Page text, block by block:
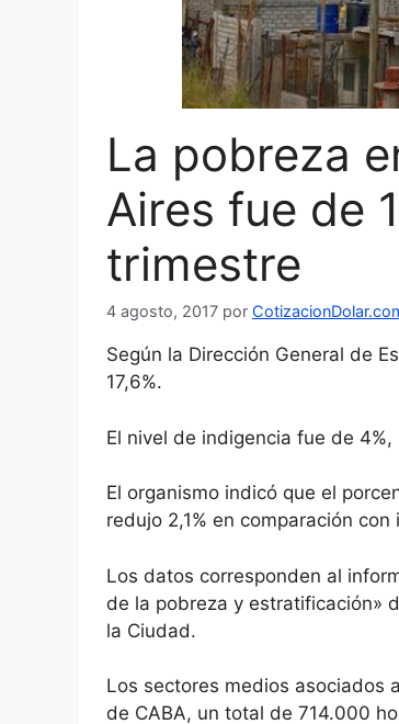
La pobreza
Aires fue de
trimestre
4 agosto, 2017 por
Según la Dirección General de
17,6%.
El nivel de indigencia fue de
El organismo indicó que el
redujo 2,1% en comparación
Los datos corresponden al
de la pobreza y estratificación»
la Ciudad.
Los sectores medios asociados
de CABA, un total de 714.000